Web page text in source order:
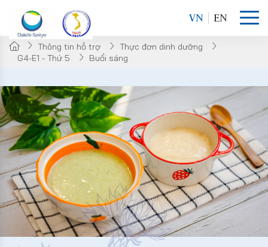
VN EN
Thông tin hỗ trợ
Thực đơn dinh dưỡng
G4-E1 - Thứ 5
Buổi sáng